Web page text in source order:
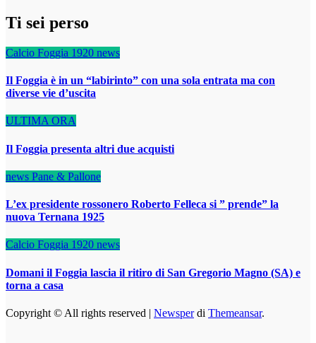
Ti sei perso
Calcio Foggia 1920 news
Il Foggia è in un “labirinto” con una sola entrata ma con
diverse vie d’uscita
ULTIMA ORA
Il Foggia presenta altri due acquisti
news Pane & Pallone
L’ex presidente rossonero Roberto Felleca si ” prende” la
nuova Ternana 1925
Calcio Foggia 1920 news
Domani il Foggia lascia il ritiro di San Gregorio Magno (SA) e
torna a casa
Copyright © All rights reserved | Newsperdi Themeansar.